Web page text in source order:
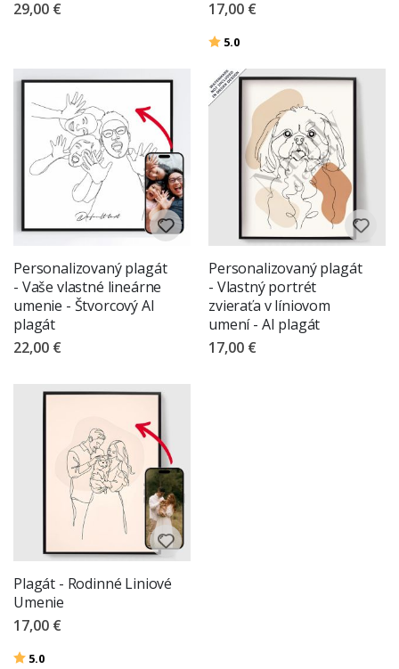
29,00 €
17,00 €
Hodnotenie:
5.0
Personalizovaný plagát
- Vaše vlastné lineárne
umenie - Štvorcový AI
plagát
22,00 €
Personalizovaný plagát
- Vlastný portrét
zvieraťa v líniovom
umení - AI plagát
17,00 €
Plagát - Rodinné Liniové
Umenie
17,00 €
Hodnotenie:
5.0